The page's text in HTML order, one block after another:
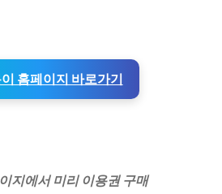
홈페이지 바로가기
지에서 미리 이용권 구매